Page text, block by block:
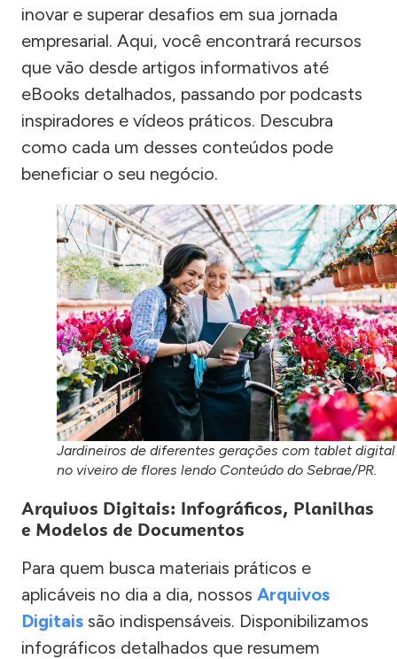
inovar e superar desafios em sua jornada
empresarial. Aqui, você encontrará recursos
que vão desde artigos informativos até
eBooks detalhados, passando por podcasts
inspiradores e vídeos práticos. Descubra
como cada um desses conteúdos pode
beneficiar o seu negócio.
Jardineiros de diferentes gerações com tablet digital
no viveiro de flores lendo Conteúdo do Sebrae/PR.
Arquivos Digitais: Infográficos, Planilhas
e Modelos de Documentos
Para quem busca materiais práticos e
aplicáveis no dia a dia, nossos Arquivos
Digitais são indispensáveis. Disponibilizamos
infográficos detalhados que resumem